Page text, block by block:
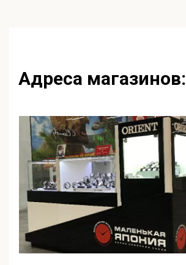
Адреса магазинов: